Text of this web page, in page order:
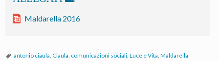
nella
Diocesi
–
Maldarella 2016
antonio ciaula, Ciaula, comunicazioni sociali, Luce e Vita, Maldarella